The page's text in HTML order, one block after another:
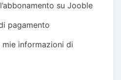
su Jooble
pagamento
informazioni di